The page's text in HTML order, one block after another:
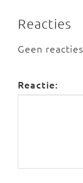
Reacties
Geen
Reactie: